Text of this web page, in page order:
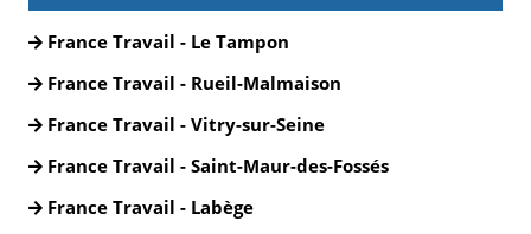
France Travail - Le Tampon
France Travail - Rueil-Malmaison
France Travail - Vitry-sur-Seine
France Travail - Saint-Maur-des-Fossés
France Travail - Labège